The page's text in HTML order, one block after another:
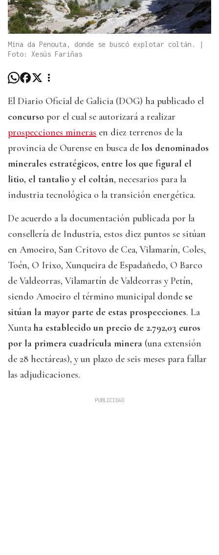
Mina da Penouta, donde se buscó explotar coltán. |
Foto: Xesús Fariñas
El Diario Oficial de Galicia (DOG) ha publicado el
concurso por el cual se autorizará a realizar
prospecciones mineras en diez terrenos de la
provincia de Ourense en busca de los denominados
minerales estratégicos, entre los que figural el
litio, el tantalio y el coltán, necesarios para la
industria tecnológica o la transición energética.
De acuerdo a la documentación publicada por la
consellería de Industria, estos diez puntos se sitúan
en Amoeiro, San Critovo de Cea, Vilamarín, Coles,
Toén, O Irixo, Xunqueira de Espadañedo, O Barco
de Valdeorras, Vilamartín de Valdeorras y Petín,
siendo Amoeiro el término municipal donde se
sitúan la mayor parte de estas prospecciones. La
Xunta ha establecido un precio de 2.792,03 euros
por la primera cuadrícula minera (una extensión
de 28 hectáreas), y un plazo de seis meses para fallar
las adjudicaciones.